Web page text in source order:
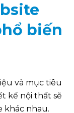
biến
và mục tiêu
kế nội thất sẽ
khác nhau.